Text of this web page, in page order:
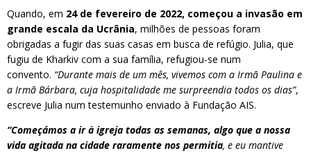
Quando, em 24 de fevereiro de 2022, começou a invasão em
grande escala da Ucrânia, milhões de pessoas foram
obrigadas a fugir das suas casas em busca de refúgio. Julia, que
fugiu de Kharkiv com a sua família, refugiou-se num
convento. “Durante mais de um mês, vivemos com a Irmã Paulina e
a Irmã Bárbara, cuja hospitalidade me surpreendia todos os dias”,
escreve Julia num testemunho enviado à Fundação AIS.
“Começámos a ir à igreja todas as semanas, algo que a nossa
vida agitada na cidade raramente nos permitia, e eu mantive